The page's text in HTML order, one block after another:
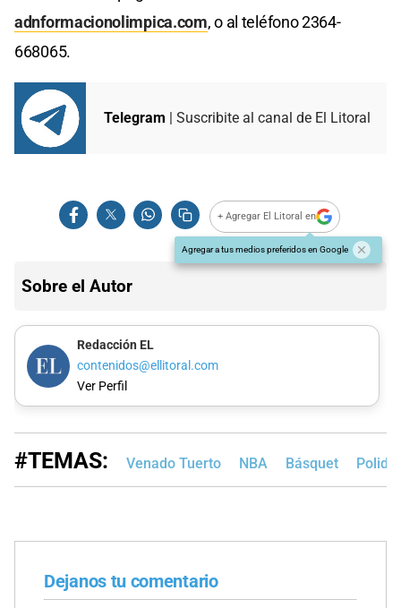
adnformacionolimpica.com, o al teléfono 2364-
668065.
Telegram | Suscribite al canal de El Litoral
+ Agregar El Litoral en
Agregar a tus medios preferidos en Google
Sobre el Autor
Redacción EL
contenidos@ellitoral.com
Ver Perfil
#TEMAS: Venado Tuerto NBA Básquet
Dejanos tu comentario